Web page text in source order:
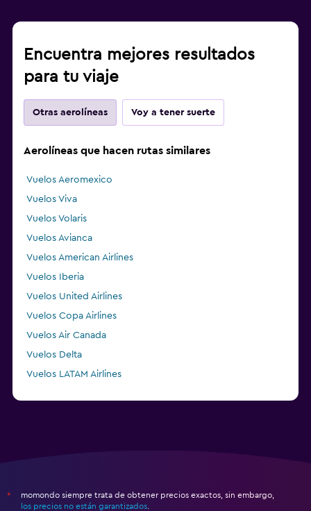
Encuentra mejores resultados
para tu viaje
Otras aerolíneas Voy a tener suerte
Aerolíneas que hacen rutas similares
Vuelos Aeromexico
Vuelos Viva
Vuelos Volaris
Vuelos Avianca
Vuelos American Airlines
Vuelos Iberia
Vuelos United Airlines
Vuelos Copa Airlines
Vuelos Air Canada
Vuelos Delta
Vuelos LATAM Airlines
*
momondo siempre trata de obtener precios exactos, sin embargo,
los precios no están garantizados